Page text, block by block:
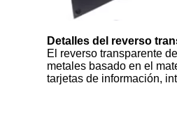
Detalles del reverso
El reverso transparente
metales basado en el
tarjetas de información,